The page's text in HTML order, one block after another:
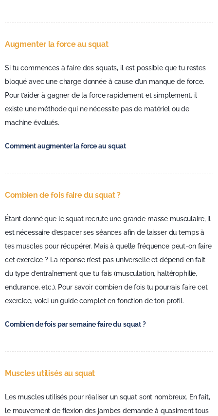
Augmenter la force au squat
Si tu commences à faire des squats, il est possible que tu restes
bloqué avec une charge donnée à cause d’un manque de force.
Pour t’aider à gagner de la force rapidement et simplement, il
existe une méthode qui ne nécessite pas de matériel ou de
machine évolués.
Comment augmenter la force au squat
Combien de fois faire du squat ?
Étant donné que le squat recrute une grande masse musculaire, il
est nécessaire d’espacer ses séances afin de laisser du temps à
tes muscles pour récupérer. Mais à quelle fréquence peut-on faire
cet exercice ? La réponse n’est pas universelle et dépend en fait
du type d’entraînement que tu fais (musculation, haltérophilie,
endurance, etc.). Pour savoir combien de fois tu pourrais faire cet
exercice, voici un guide complet en fonction de ton profil.
Combien de fois par semaine faire du squat ?
Muscles utilisés au squat
Les muscles utilisés pour réaliser un squat sont nombreux. En fait,
le mouvement de flexion des jambes demande à quasiment tous